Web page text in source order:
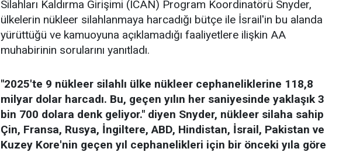
Silahları Kaldırma Girişimi (ICAN) Program Koordinatörü Snyder,
ülkelerin nükleer silahlanmaya harcadığı bütçe ile İsrail'in bu alanda
yürüttüğü ve kamuoyuna açıklamadığı faaliyetlere ilişkin AA
muhabirinin sorularını yanıtladı.
"2025'te 9 nükleer silahlı ülke nükleer cephaneliklerine 118,8
milyar dolar harcadı. Bu, geçen yılın her saniyesinde yaklaşık 3
bin 700 dolara denk geliyor." diyen Snyder, nükleer silaha sahip
Çin, Fransa, Rusya, İngiltere, ABD, Hindistan, İsrail, Pakistan ve
Kuzey Kore'nin geçen yıl cephanelikleri için bir önceki yıla göre